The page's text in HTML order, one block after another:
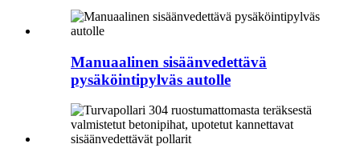
Manuaalinen sisäänvedettävä
pysäköintipylväs autolle